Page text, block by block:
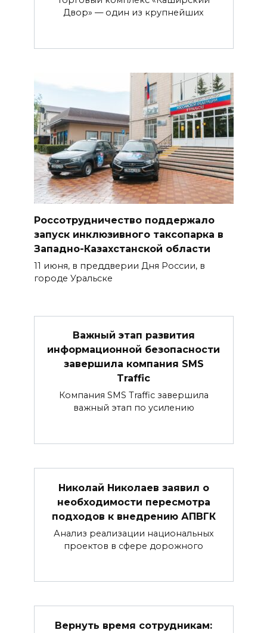
Двор» — один из крупнейших
Россотрудничество поддержало
запуск инклюзивного таксопарка в
Западно-Казахстанской области
11 июня, в преддверии Дня России, в
городе Уральске
Важный этап развития
информационной безопасности
завершила компания SMS
Traffic
Компания SMS Traffic завершила
важный этап по усилению
Николай Николаев заявил о
необходимости пересмотра
подходов к внедрению АПВГК
Анализ реализации национальных
проектов в сфере дорожного
Вернуть время сотрудникам: